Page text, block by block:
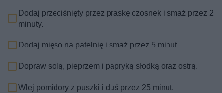
Dodaj przeciśnięty przez praskę czosnek i smaż przez 2
minuty.
Dodaj mięso na patelnię i smaż przez 5 minut.
Dopraw solą, pieprzem i papryką słodką oraz ostrą.
Wlej pomidory z puszki i duś przez 25 minut.